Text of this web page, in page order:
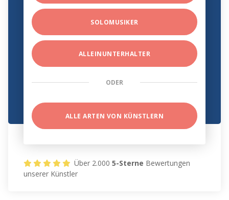
SOLOMUSIKER
ALLEINUNTERHALTER
ODER
ALLE ARTEN VON KÜNSTLERN
Über 2.0005-Sterne Bewertungen
unserer Künstler